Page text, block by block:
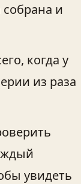
и
когда у
из раза
увидеть